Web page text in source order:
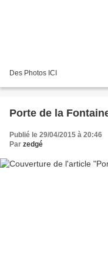
Des Photos ICI
Porte de la
Publié le 29/04/2015 à 20:46
Par zedgé